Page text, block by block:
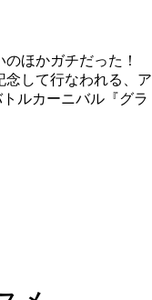
ほかガチだった！
念して行なわれる、ア
ルカーニバル『グラ